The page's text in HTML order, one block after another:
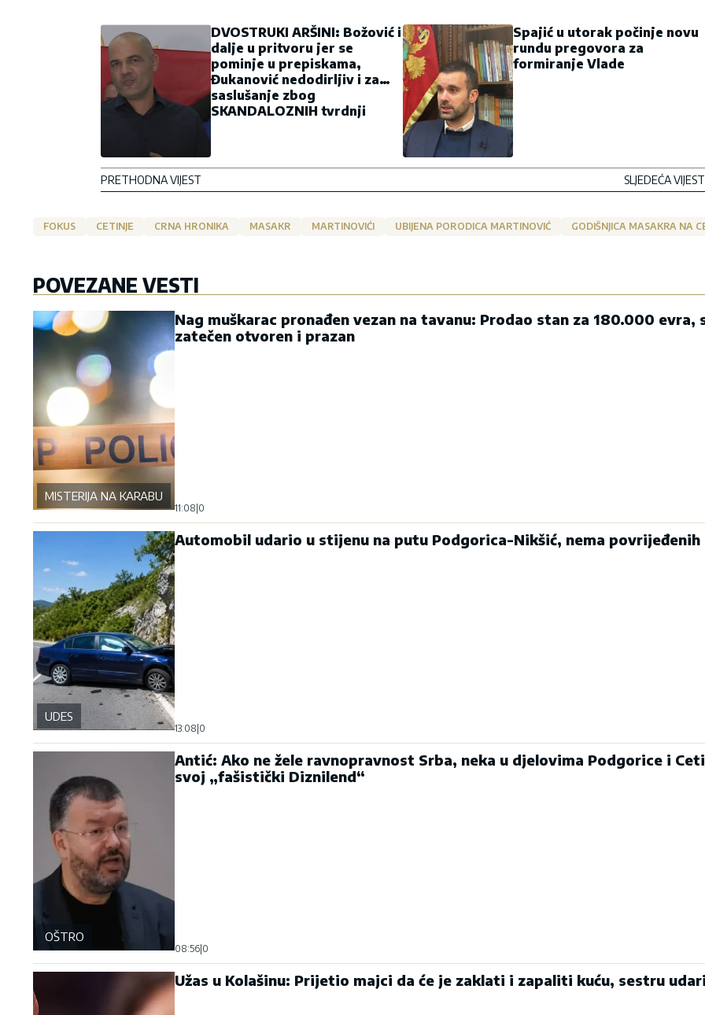
DVOSTRUKI ARŠINI: Božović i
dalje u pritvoru jer se
pominje u prepiskama,
Đukanović nedodirljiv i za
saslušanje zbog
SKANDALOZNIH tvrdnji
PRETHODNA VIJEST
Spajić u utorak počinje novu
rundu pregovora za
formiranje Vlade
SLJEDEĆA VIJEST
FOKUS CETINJE CRNA HRONIKA MASAKR MARTINOVIĆI UBIJENA PORODICA MARTINOVIĆ GODIŠNJICA MASAKRA NA
POVEZANE VESTI
MISTERIJA NA KARABURMI
Nag muškarac pronađen vezan na tavanu: Prodao stan za 180.000 evra,
zatečen otvoren i prazan
11:08 0
UDES
Automobil udario u stijenu na putu Podgorica-Nikšić, nema povrijeđenih
13:08 0
OŠTRO
Antić: Ako ne žele ravnopravnost Srba, neka u djelovima Podgorice i
svoj „fašistički Diznilend“
08:56 0
Užas u Kolašinu: Prijetio majci da će je zaklati i zapaliti kuću, sestru